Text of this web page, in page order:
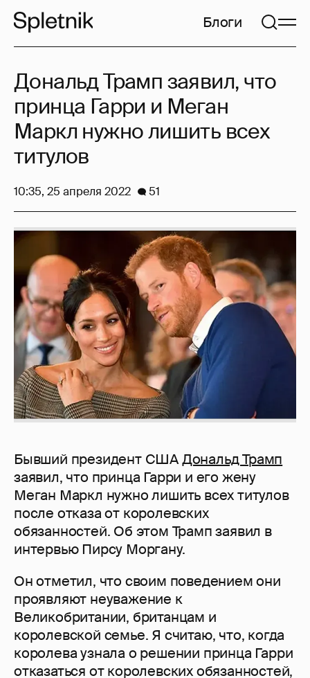
Блоги
Бывший президент СШАДональд Трамп
заявил, что принца Гарри и его жену
Меган Маркл нужно лишить всех титулов
после отказа от королевских
обязанностей. Об этом Трамп заявил в
интервью Пирсу Моргану.
Он отметил, что своим поведением они
проявляют неуважение к
Великобритании, британцам и
королевской семье. Я считаю, что, когда
королева узнала о решении принца Гарри
отказаться от королевских обязанностей,
Дональд Трамп заявил, что
принца Гарри и Меган
Маркл нужно лишить всех
титулов
10:35, 25 апреля 2022 51